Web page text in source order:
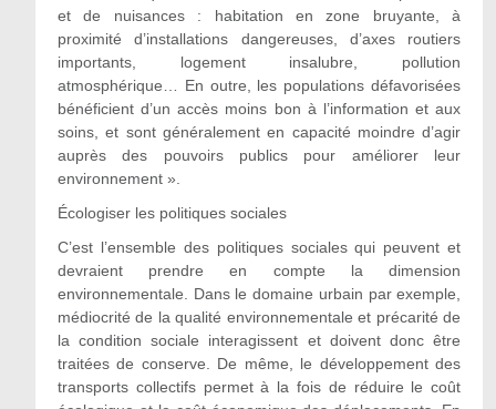
et de nuisances : habitation en zone bruyante, à
proximité d’installations dangereuses, d’axes routiers
importants, logement insalubre, pollution
atmosphérique… En outre, les populations défavorisées
bénéficient d’un accès moins bon à l’information et aux
soins, et sont généralement en capacité moindre d’agir
auprès des pouvoirs publics pour améliorer leur
environnement ».
Écologiser les politiques sociales
C’est l’ensemble des politiques sociales qui peuvent et
devraient prendre en compte la dimension
environnementale. Dans le domaine urbain par exemple,
médiocrité de la qualité environnementale et précarité de
la condition sociale interagissent et doivent donc être
traitées de conserve. De même, le développement des
transports collectifs permet à la fois de réduire le coût